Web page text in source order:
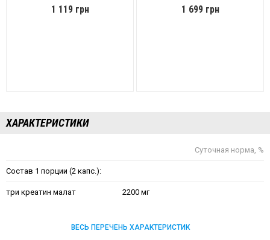
1 119 грн 1 699 грн
ХАРАКТЕРИСТИКИ
Суточная норма, %
Состав 1 порции (2 капс.):
три креатин малат 2200 мг
ВЕСЬ ПЕРЕЧЕНЬ ХАРАКТЕРИСТИК